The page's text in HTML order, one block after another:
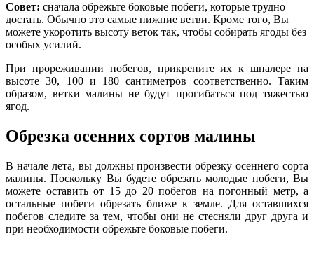
Совет: сначала обрежьте боковые побеги, которые трудно
достать. Обычно это самые нижние ветви. Кроме того, Вы
можете укоротить высоту веток так, чтобы собирать ягоды без
особых усилий.
При прореживании побегов, прикрепите их к шпалере на
высоте 30, 100 и 180 сантиметров соответственно. Таким
образом, ветки малины не будут прогибаться под тяжестью
ягод.
Обрезка осенних сортов малины
В начале лета, вы должны произвести обрезку осеннего сорта
малины. Поскольку Вы будете обрезать молодые побеги, Вы
можете оставить от 15 до 20 побегов на погонный метр, а
остальные побеги обрезать ближе к земле. Для оставшихся
побегов следите за тем, чтобы они не стесняли друг друга и
при необходимости обрежьте боковые побеги.